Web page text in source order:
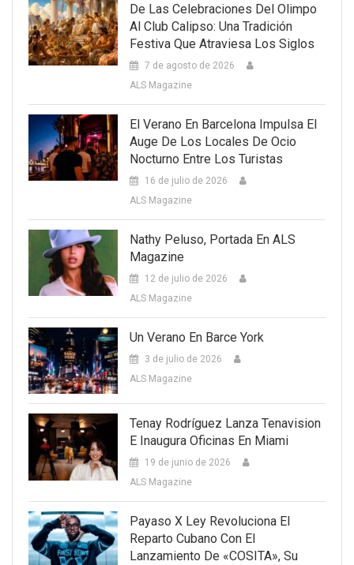
De Las Celebraciones Del Olimpo
Al Club Calipso: Una Tradición
Festiva Que Atraviesa Los Siglos
7 de agosto de 2026
ALS Magazine
El Verano En Barcelona Impulsa El
Auge De Los Locales De Ocio
Nocturno Entre Los Turistas
16 de julio de 2026
ALS Magazine
Nathy Peluso, Portada En ALS
Magazine
12 de julio de 2026
ALS Magazine
Un Verano En Barce York
3 de julio de 2026
ALS Magazine
Tenay Rodríguez Lanza Tenavision
E Inaugura Oficinas En Miami
19 de junio de 2026
ALS Magazine
Payaso X Ley Revoluciona El
Reparto Cubano Con El
Lanzamiento De «COSITA», Su